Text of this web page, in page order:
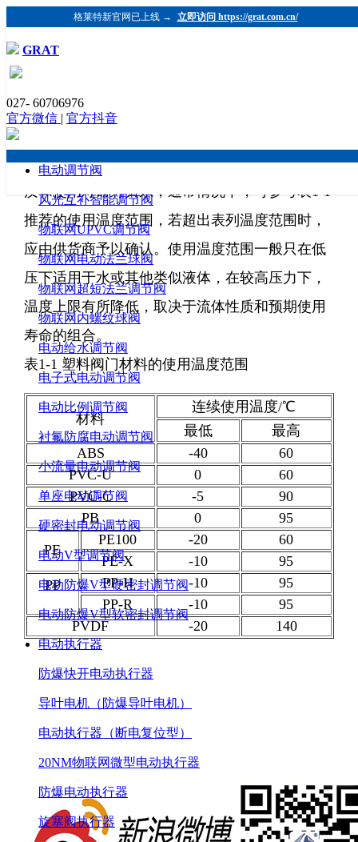
格莱特新官网已上线 → 立即访问 https://grat.com.cn/
GRAT
027- 60706976
官方微信 | 官方抖音
电动调节阀
风光互补智能调节阀
物联网UPVC调节阀
物联网电动法兰球阀
物联网超短法兰调节阀
物联网内螺纹球阀
电动给水调节阀
电子式电动调节阀
电动比例调节阀
衬氟防腐电动调节阀
小流量电动调节阀
单座电动调节阀
硬密封电动调节阀
电动V型调节阀
电动防爆V型硬密封调节阀
电动防爆V型软密封调节阀
电动执行器
防爆快开电动执行器
导叶电机（防爆导叶电机）
电动执行器（断电复位型）
20NM物联网微型电动执行器
防爆电动执行器
旋塞阀执行器
塑料阀门使用温度的范围
发布时间：2019-05-30 浏览：1022 格莱特控制阀
（https://www.grat.com.cn/）
各种塑料阀门材料的使用温度范围与原材料品
质和使用寿命有关系，通常情况下，可参考表1-1
推荐的使用温度范围，若超出表列温度范围时，
应由供货商予以确认。使用温度范围一般只在低
压下适用于水或其他类似液体，在较高压力下，
温度上限有所降低，取决于流体性质和预期使用
寿命的组合。
表1-1 塑料阀门材料的使用温度范围
材料
连续使用温度/℃
最低
最高
ABS
-40
60
PVC-U
0
60
PVC-C
-5
90
PB
0
95
PE
PE100 -20
60
PE-X
-10
95
PP
PP-H -10
95
PP-R
-10
95
PVDF
-20 140